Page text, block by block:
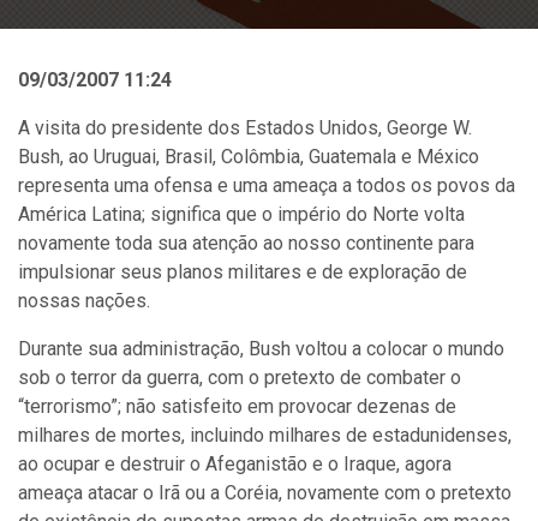
09/03/2007 11:24
A visita do presidente dos Estados Unidos, George W.
Bush, ao Uruguai, Brasil, Colômbia, Guatemala e México
representa uma ofensa e uma ameaça a todos os povos da
América Latina; significa que o império do Norte volta
novamente toda sua atenção ao nosso continente para
impulsionar seus planos militares e de exploração de
nossas nações.
Durante sua administração, Bush voltou a colocar o mundo
sob o terror da guerra, com o pretexto de combater o
“terrorismo”; não satisfeito em provocar dezenas de
milhares de mortes, incluindo milhares de estadunidenses,
ao ocupar e destruir o Afeganistão e o Iraque, agora
ameaça atacar o Irã ou a Coréia, novamente com o pretexto